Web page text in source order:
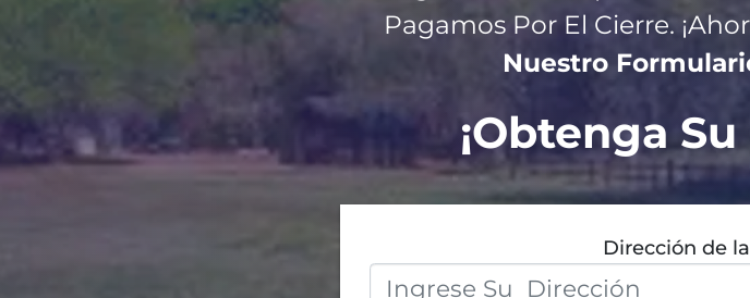
Pagamos Por El Cierre.
Nuestro
¡Obtenga
Dirección de